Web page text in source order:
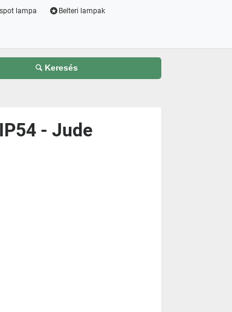
lampa Belteri lampak
Keresés
- Jude